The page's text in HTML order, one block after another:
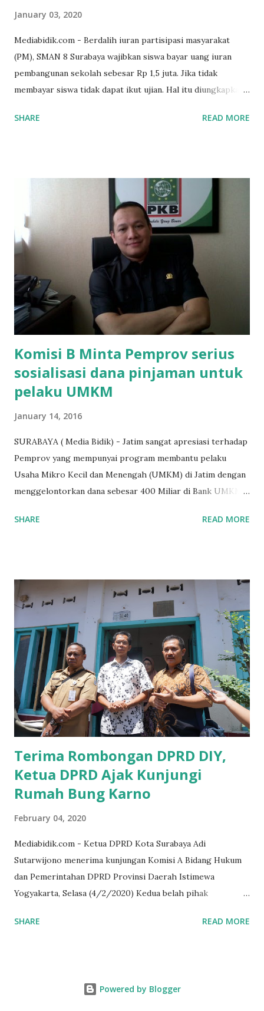
January 03, 2020
Mediabidik.com - Berdalih iuran partisipasi masyarakat
(PM), SMAN 8 Surabaya wajibkan siswa bayar uang iuran
pembangunan sekolah sebesar Rp 1,5 juta. Jika tidak
membayar siswa tidak dapat ikut ujian. Hal itu diungkapkan
SMAN 8 Jalan Iskandar Muda Surabaya mengatakan, ada
Mujib menambahkan, akhirnya terpaksa ortu nya pinjam
uang tetangga 500 ribu, agar anaknya bisa ikut ujian.
"Kasihan dia sudah tidak punya ayah, ibunya saudara saya,
kerja sebagai pembantu rumah tangga. Tolong dibantu mas,
agar uang bisa kembali,"ungkapnya. Perihal adanya
penarikan uang iuran untuk pembangunan gedung sekolah,
dibenarkan oleh Atika Fadhilah siswa kelas XI saat
diwawancarai. "Benar, bilangnya wajib Rp 1,5 juta dan waktu
terakh...
SHARE READ MORE
Komisi B Minta Pemprov serius
sosialisasi dana pinjaman untuk
pelaku UMKM
January 14, 2016
SURABAYA ( Media Bidik) - Jatim sangat apresiasi terhadap
Pemprov yang mempunyai program membantu pelaku
Usaha Mikro Kecil dan Menengah (UMKM) di Jatim dengan
menggelontorkan dana sebesar 400 Miliar di Bank UMKM
UMKM di Jatim. Namun Chusainuddin,S.Sos Anggota Komisi
yang sebenarnya ada dana pinjaman lunak untuk mereka. "
Ketika saya menjalankan Reses di Blitar,Kediri dan
Tulungagung , banyak masyarakat sana tak mengetahui ada
dana pinjaman lunak di Bank UMKM untuk para pelaku
UMKM, karena sebenarnya jika Pemprov serius
memberikan sosialisasi sampai ke tingkat desa,maka saya
yakin masyarakat sangat senang sekali," ucap pria yang
akrab dipanggil Gus Udin tersebut. Apalagi menyambut
MEA, seharusnya pelaku UMKM sudah mengerti kalau ada
dana pinjaman unt...
SHARE READ MORE
Terima Rombongan DPRD DIY,
Ketua DPRD Ajak Kunjungi
Rumah Bung Karno
February 04, 2020
Mediabidik.com - Ketua DPRD Kota Surabaya Adi
Sutarwijono menerima kunjungan Komisi A Bidang Hukum
dan Pemerintahan DPRD Provinsi Daerah Istimewa
Yogyakarta, Selasa (4/2/2020) Kedua belah pihak
memperkuat Demokrasi Pancasila. Turut dalam rombongan
Peneleh. Juga, rumah peninggalan HOS Tjokroaminoto,
SHARE READ MORE
Powered by Blogger